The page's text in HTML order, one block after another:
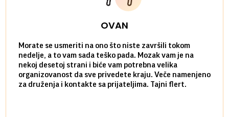
OVAN
Morate se usmeriti na ono što niste završili tokom
nedelje, a to vam sada teško pada. Mozak vam je na
nekoj desetoj strani i biće vam potrebna velika
organizovanost da sve privedete kraju. Veče namenjeno
za druženja i kontakte sa prijateljima. Tajni flert.